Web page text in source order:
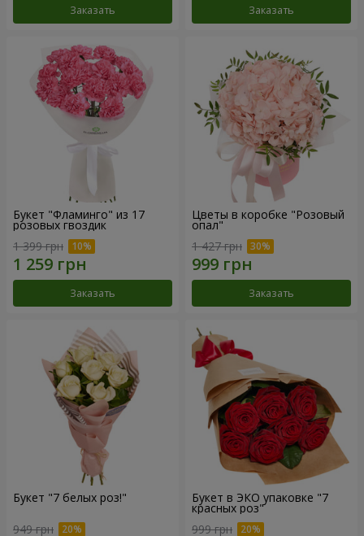
Заказать Заказать
Букет "Фламинго" из 17
розовых гвоздик
1 399 грн
Заказать
Цветы в коробке "Розовый
опал"
1 427 грн
Заказать
Букет "7 белых роз!"
949 грн
Букет в ЭКО упаковке "7
красных роз"
999 грн